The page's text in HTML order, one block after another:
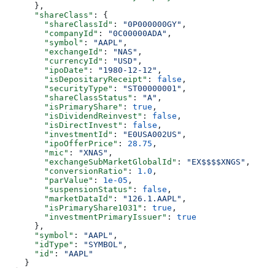
      },
      "shareClass"
: {
        "shareClassId"
: "0P000000GY" ,
        "companyId"
: "0C00000ADA" ,
        "symbol"
: "AAPL" ,
        "exchangeId"
: "NAS" ,
        "currencyId"
: "USD" ,
        "ipoDate"
: "1980-12-12" ,
        "isDepositaryReceipt"
: false ,
        "securityType"
: "ST00000001" ,
        "shareClassStatus"
: "A" ,
        "isPrimaryShare"
: true ,
        "isDividendReinvest"
: false ,
        "isDirectInvest"
: false ,
        "investmentId"
: "E0USA002US" ,
        "ipoOfferPrice"
: 28.75 ,
        "mic"
: "XNAS" ,
        "exchangeSubMarketGlobalId"
: "EX$$$$XNGS" ,
        "conversionRatio"
: 1.0 ,
        "parValue"
: 1e-05 ,
        "suspensionStatus"
: false ,
        "marketDataId"
: "126.1.AAPL" ,
        "isPrimaryShare1031"
: true ,
        "investmentPrimaryIssuer"
: true
      },
      "symbol"
: "AAPL" ,
      "idType"
: "SYMBOL" ,
      "id"
:
"AAPL"
    }